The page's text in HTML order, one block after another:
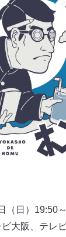
（日）19:50
大阪、テレ